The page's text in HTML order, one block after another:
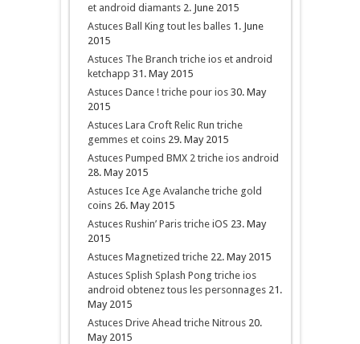
et android diamants 2. June 2015
Astuces Ball King tout les balles 1. June
2015
Astuces The Branch triche ios et android
ketchapp 31. May 2015
Astuces Dance ! triche pour ios 30. May
2015
Astuces Lara Croft Relic Run triche
gemmes et coins 29. May 2015
Astuces Pumped BMX 2 triche ios android
28. May 2015
Astuces Ice Age Avalanche triche gold
coins 26. May 2015
Astuces Rushin’ Paris triche iOS 23. May
2015
Astuces Magnetized triche 22. May 2015
Astuces Splish Splash Pong triche ios
android obtenez tous les personnages 21.
May 2015
Astuces Drive Ahead triche Nitrous 20.
May 2015